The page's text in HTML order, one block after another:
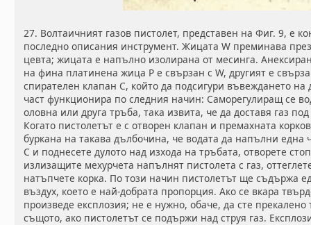
27. Волтаичният газов пистолет, представен на Фиг. 9, е
последно описания инструмент. Жицата W преминава
цевта; жицата е напълно изолирана от месинга.
на фина платинена жица Р е свързан с W, другият е
спирателен клапан С, който да подсигури въвеждането на
част функционира по следния начин: Саморегулиращ се
оловна или друга тръба, така извита, че да доставя газ
Когато пистолетът е с отворен клапан и премахната
буркана на такава дълбочина, че водата да напълни една
С и поднесете дулото над изхода на тръбата, отворете
излизащите мехурчета напълнят пистолета с газ,
натъпчете корка. По този начин пистолетът ще съдържа
въздух, което е най-добрата пропорция. Ако се вкара
произведе експлозия; не е нужно, обаче, да сте
същото, ако пистолетът се подържи над струя газ.